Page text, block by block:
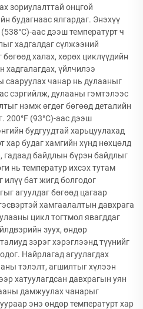
зориулалттай онцгой
будагнаас ялгардаг. Энэхүү
аас дээш температурт ч
хадгалдаг сүлжээний
халах, хөрөх циклүүдийн
хадгалагдах, үйлчилээ
сааруулах чанар нь дулааныг
сэргийлж, дулааны гэмтэлээс
нэмж өгдөг бөгөөд деталийн
200°F (93°C)-аас дээш
будгуудтай харьцуулахад
хар будаг хамгийн хүнд нөхцөлд
гадаад байдлын бүрэн байдлыг
нь температур ихсэх тутам
илүү бат жигд болгодог
агуулдаг бөгөөд цагаар
хамгаалалтын давхрага
цикл тогтмол явагддаг
зуух, өндөр
зэрэг хэрэглээнд түүнийг
Найрлагад агуулагдах
тэлэлт, агшилтыг хүлээн
хатуулагдсан давхрагын уян
дамжуулах чанарыг
энэ өндөр температурт хар